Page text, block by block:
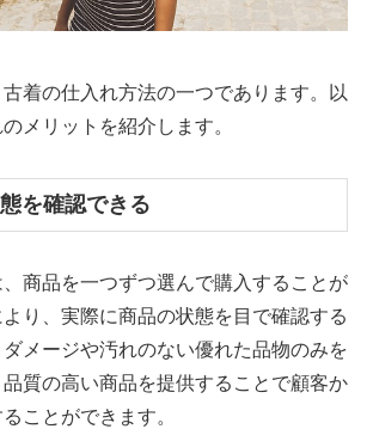
着の仕入れ方法の一つであります。以
メリットを紹介します。
を確認できる
商品を一つずつ選んで購入することが
り、実際に商品の状態を目で確認する
メージや汚れのない優れた品物のみを
質の高い商品を提供することで顧客か
ことができます。